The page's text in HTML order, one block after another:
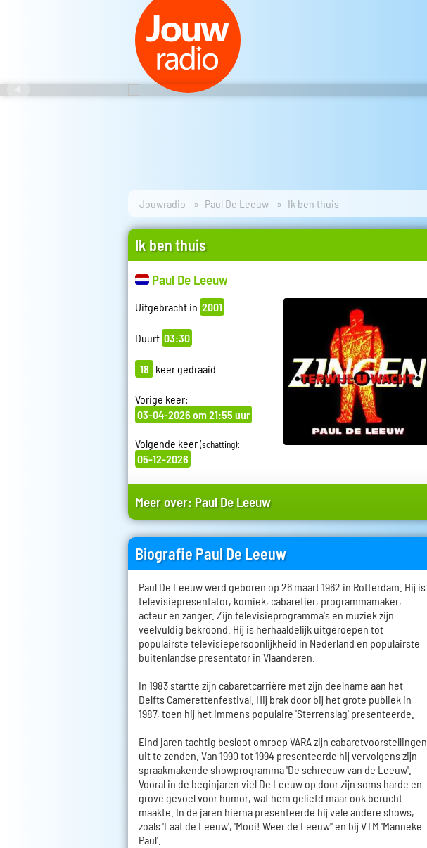
Jouwradio Paul De Leeuw Ik ben thuis
Ik ben thuis
Paul De Leeuw
Uitgebracht in 2001
Duurt 03:30
18 keer gedraaid
Vorige keer:
03-04-2026 om 21:55 uur
Volgende keer(schatting):
05-12-2026
Meer over: Paul De Leeuw
Biografie Paul De Leeuw
Paul De Leeuw werd geboren op 26 maart 1962 in Rotterdam. Hij is
televisiepresentator, komiek, cabaretier, programmamaker,
acteur en zanger. Zijn televisieprogramma's en muziek zijn
veelvuldig bekroond. Hij is herhaaldelijk uitgeroepen tot
populairste televisiepersoonlijkheid in Nederland en populairste
buitenlandse presentator in Vlaanderen.
In 1983 startte zijn cabaretcarrière met zijn deelname aan het
Delfts Camerettenfestival. Hij brak door bij het grote publiek in
1987, toen hij het immens populaire 'Sterrenslag' presenteerde.
Eind jaren tachtig besloot omroep VARA zijn cabaretvoorstellingen
uit te zenden. Van 1990 tot 1994 presenteerde hij vervolgens zijn
spraakmakende showprogramma 'De schreeuw van de Leeuw'.
Vooral in de beginjaren viel De Leeuw op door zijn soms harde en
grove gevoel voor humor, wat hem geliefd maar ook berucht
maakte. In de jaren hierna presenteerde hij vele andere shows,
zoals 'Laat de Leeuw', 'Mooi! Weer de Leeuw'' en bij VTM 'Manneke
Paul'.